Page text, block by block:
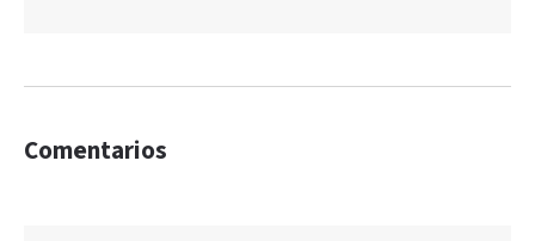
Comentarios